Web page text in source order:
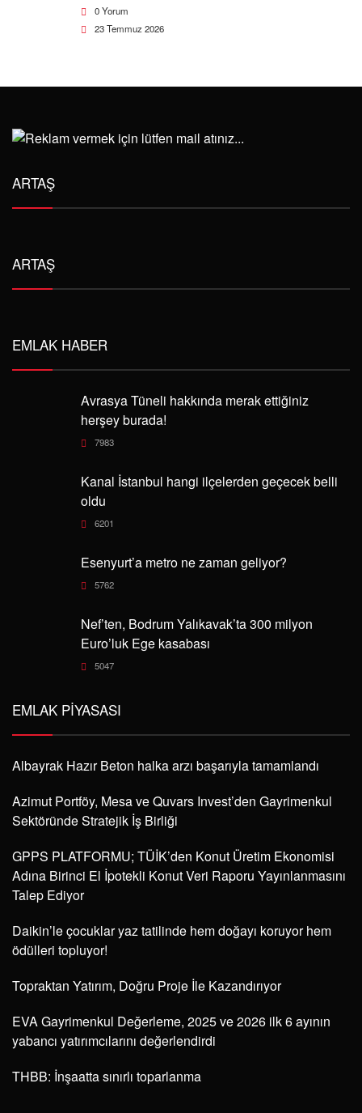
0 Yorum
23 Temmuz 2026
ARTAŞ
ARTAŞ
EMLAK HABER
Avrasya Tüneli hakkında merak ettiğiniz
herşey burada!
7983
Kanal İstanbul hangi ilçelerden geçecek belli
oldu
6201
Esenyurt’a metro ne zaman geliyor?
5762
Nef’ten, Bodrum Yalıkavak’ta 300 milyon
Euro’luk Ege kasabası
5047
EMLAK PIYASASI
Albayrak Hazır Beton halka arzı başarıyla tamamlandı
Azimut Portföy, Mesa ve Quvars Invest’den Gayrimenkul
Sektöründe Stratejik İş Birliği
GPPS PLATFORMU; TÜİK’den Konut Üretim Ekonomisi
Adına Birinci El İpotekli Konut Veri Raporu Yayınlanmasını
Talep Ediyor
Daikin’le çocuklar yaz tatilinde hem doğayı koruyor hem
ödülleri topluyor!
Topraktan Yatırım, Doğru Proje İle Kazandırıyor
EVA Gayrimenkul Değerleme, 2025 ve 2026 ilk 6 ayının
yabancı yatırımcılarını değerlendirdi
THBB: İnşaatta sınırlı toparlanma